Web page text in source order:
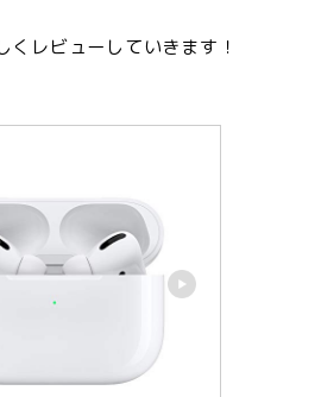
くレビューしていきます！